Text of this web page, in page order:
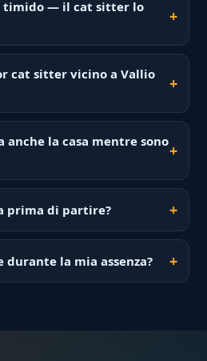
timido — il cat sitter lo
cat sitter vicino a Vallio
la casa mentre sono
prima di partire?
durante la mia assenza?